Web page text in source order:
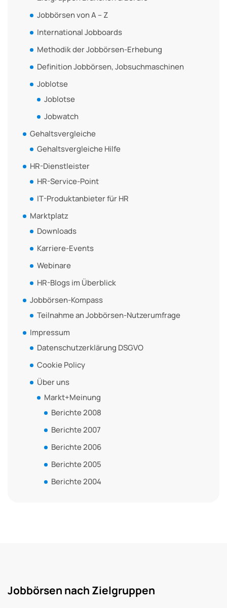
Jobbörsen von A – Z
International Jobboards
Methodik der Jobbörsen-Erhebung
Definition Jobbörsen, Jobsuchmaschinen
Joblotse
Joblotse
Jobwatch
Gehaltsvergleiche
Gehaltsvergleiche Hilfe
HR-Dienstleister
HR-Service-Point
IT-Produktanbieter für HR
Marktplatz
Downloads
Karriere-Events
Webinare
HR-Blogs im Überblick
Jobbörsen-Kompass
Teilnahme an Jobbörsen-Nutzerumfrage
Impressum
Datenschutzerklärung DSGVO
Cookie Policy
Über uns
Markt+Meinung
Berichte 2008
Berichte 2007
Berichte 2006
Berichte 2005
Berichte 2004
Jobbörsen nach Zielgruppen